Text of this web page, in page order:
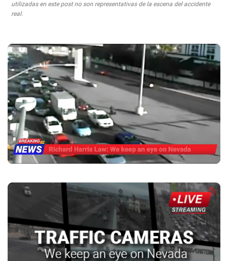
utilizadas en este post no son representativas de la escena del accidente
real.